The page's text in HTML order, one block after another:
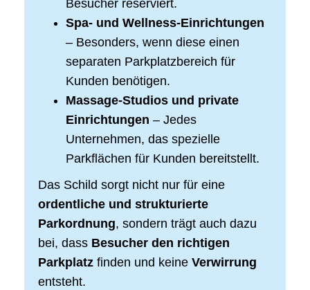
Besucher reserviert.
Spa- und Wellness-Einrichtungen
– Besonders, wenn diese einen
separaten Parkplatzbereich für
Kunden benötigen.
Massage-Studios und private
Einrichtungen – Jedes
Unternehmen, das spezielle
Parkflächen für Kunden bereitstellt.
Das Schild sorgt nicht nur für eine
ordentliche und strukturierte
Parkordnung, sondern trägt auch dazu
bei, dass Besucher den richtigen
Parkplatz finden und keine Verwirrung
entsteht.